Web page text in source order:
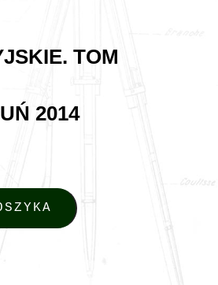
TOM
2014
Giętkowski, Toruń 2014